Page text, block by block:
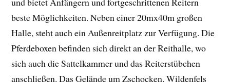
beste Möglichkeiten. Neben einer 20mx40m großen
Halle, steht auch ein Außenreitplatz zur Verfügung. Die
Pferdeboxen befinden sich direkt an der Reithalle, wo
sich auch die Sattelkammer und das Reiterstübchen
anschließen. Das Gelände um Zschocken, Wildenfels